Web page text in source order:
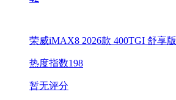
荣威iMAX8 2026款 400TGI 舒享版
热度指数198
暂无评分